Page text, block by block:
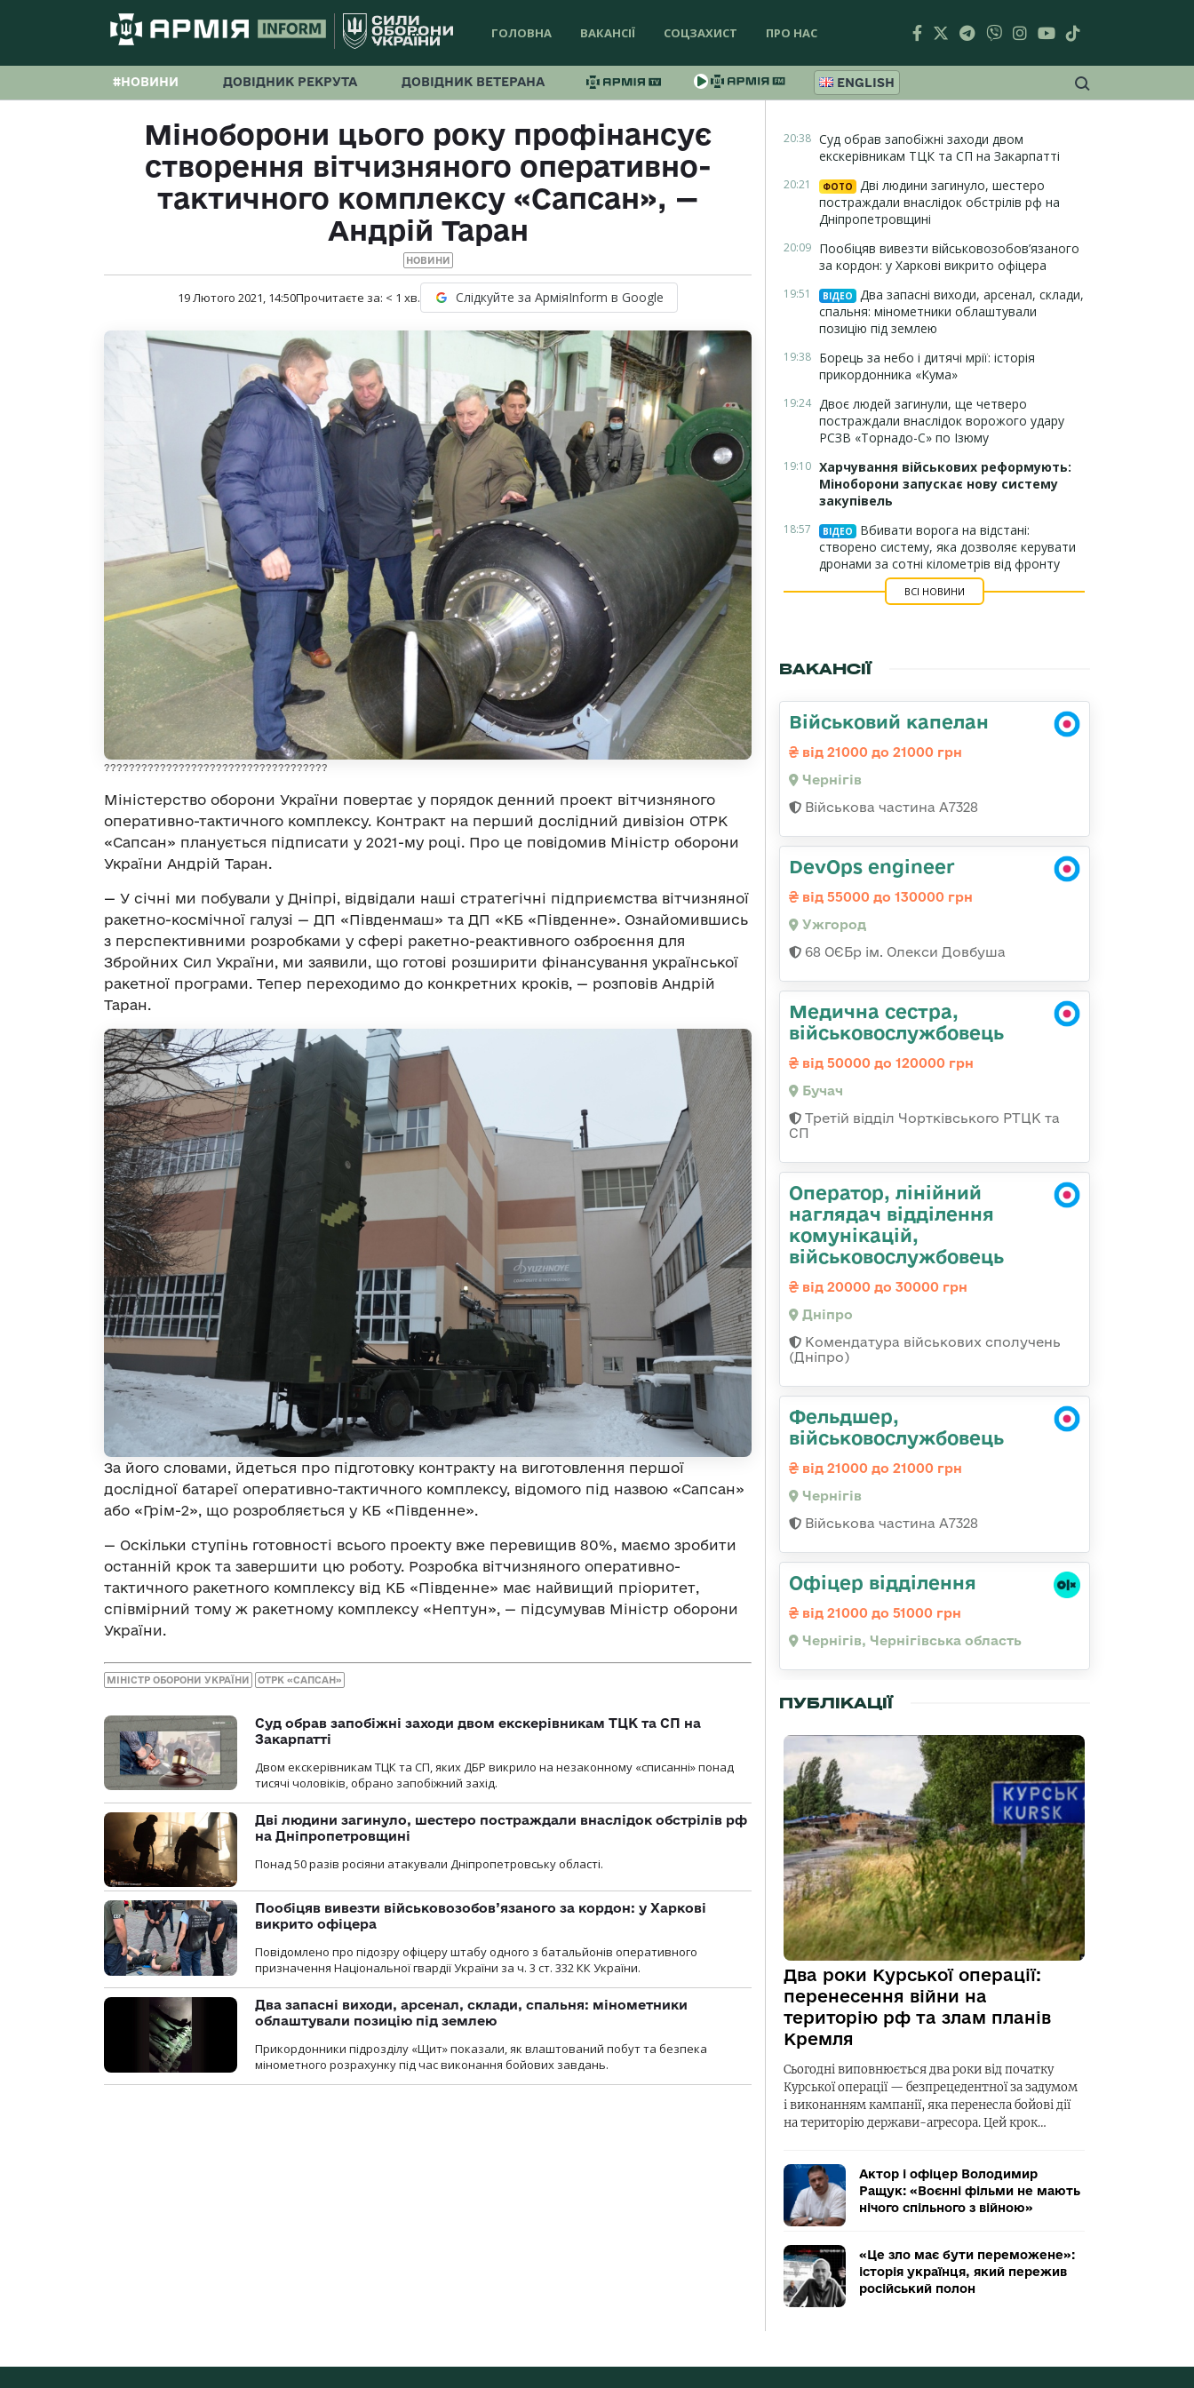
ГОЛОВНА ВАКАНСІЇ СОЦЗАХИСТ ПРО НАС
#НОВИНИ ДОВІДНИК РЕКРУТА ДОВІДНИК ВЕТЕРАНА ENGLISH
Міноборони цього року профінансує
створення вітчизняного оперативно-
тактичного комплексу «Сапсан», —
Андрій Таран
НОВИНИ
19 Лютого 2021, 14:50Прочитаєте за: < 1 хв. Слідкуйте за АрміяInform в Google
????????????????????????????????????
Міністерство оборони України повертає у порядок денний проект вітчизняного
оперативно-тактичного комплексу. Контракт на перший дослідний дивізіон ОТРК
«Сапсан» планується підписати у 2021-му році. Про це повідомив Міністр оборони
України Андрій Таран.
— У січні ми побували у Дніпрі, відвідали наші стратегічні підприємства вітчизняної
ракетно-космічної галузі — ДП «Південмаш» та ДП «КБ «Південне». Ознайомившись
з перспективними розробками у сфері ракетно-реактивного озброєння для
Збройних Сил України, ми заявили, що готові розширити фінансування української
ракетної програми. Тепер переходимо до конкретних кроків, — розповів Андрій
Таран.
За його словами, йдеться про підготовку контракту на виготовлення першої
дослідної батареї оперативно-тактичного комплексу, відомого під назвою «Сапсан»
або «Грім-2», що розробляється у КБ «Південне».
— Оскільки ступінь готовності всього проекту вже перевищив 80%, маємо зробити
останній крок та завершити цю роботу. Розробка вітчизняного оперативно-
тактичного ракетного комплексу від КБ «Південне» має найвищий пріоритет,
співмірний тому ж ракетному комплексу «Нептун», — підсумував Міністр оборони
України.
МІНІСТР ОБОРОНИ УКРАЇНИ ОТРК «САПСАН»
Суд обрав запобіжні заходи двом екскерівникам ТЦК та СП на
Закарпатті
Двом екскерівникам ТЦК та СП, яких ДБР викрило на незаконному «списанні» понад
тисячі чоловіків, обрано запобіжний захід.
Дві людини загинуло, шестеро постраждали внаслідок обстрілів рф
на Дніпропетровщині
Понад 50 разів росіяни атакували Дніпропетровську області.
Пообіцяв вивезти військовозобов’язаного за кордон: у Харкові
викрито офіцера
Повідомлено про підозру офіцеру штабу одного з батальйонів оперативного
призначення Національної гвардії України за ч. 3 ст. 332 КК України.
Два запасні виходи, арсенал, склади, спальня: мінометники
облаштували позицію під землею
Прикордонники підрозділу «Щит» показали, як влаштований побут та безпека
мінометного розрахунку під час виконання бойових завдань.
20:38 Суд обрав запобіжні заходи двом
екскерівникам ТЦК та СП на Закарпатті
20:21 ФОТО
Дві людини загинуло, шестеро
постраждали внаслідок обстрілів рф на
Дніпропетровщині
20:09 Пообіцяв вивезти військовозобов’язаного
за кордон: у Харкові викрито офіцера
19:51 ВІДЕО
Два запасні виходи, арсенал, склади,
спальня: мінометники облаштували
позицію під землею
19:38 Борець за небо і дитячі мрії: історія
прикордонника «Кума»
19:24 Двоє людей загинули, ще четверо
постраждали внаслідок ворожого удару
РСЗВ «Торнадо-С» по Ізюму
19:10 Харчування військових реформують:
Міноборони запускає нову систему
закупівель
18:57 ВІДЕО
Вбивати ворога на відстані:
створено систему, яка дозволяє керувати
дронами за сотні кілометрів від фронту
ВСІ НОВИНИ
ВАКАНСІЇ
Військовий капелан
від 21000 до 21000 грн
Чернігів
Військова частина А7328
DevOps engineer
від 55000 до 130000 грн
Ужгород
68 ОЄБр ім. Олекси Довбуша
Медична сестра,
військовослужбовець
від 50000 до 120000 грн
Бучач
Третій відділ Чортківського РТЦК та
СП
Оператор, лінійний
наглядач відділення
комунікацій,
військовослужбовець
від 20000 до 30000 грн
Дніпро
Комендатура військових сполучень
(Дніпро)
Фельдшер,
військовослужбовець
від 21000 до 21000 грн
Чернігів
Військова частина А7328
Офіцер відділення
від 21000 до 51000 грн
Чернігів, Чернігівська область
ПУБЛІКАЦІЇ
Два роки Курської операції:
перенесення війни на
територію рф та злам планів
Кремля
Сьогодні виповнюється два роки від початку
Курської операції — безпрецедентної за задумом
і виконанням кампанії, яка перенесла бойові дії
на територію держави-агресора. Цей крок…
Актор і офіцер Володимир
Ращук: «Воєнні фільми не мають
нічого спільного з війною»
«Це зло має бути переможене»:
історія українця, який пережив
російський полон